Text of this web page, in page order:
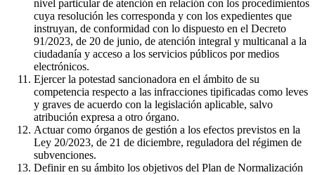
nivel particular de atención en relación con los procedimientos
cuya resolución les corresponda y con los expedientes que
instruyan, de conformidad con lo dispuesto en el Decreto
91/2023, de 20 de junio, de atención integral y multicanal a la
ciudadanía y acceso a los servicios públicos por medios
electrónicos.
Ejercer la potestad sancionadora en el ámbito de su
competencia respecto a las infracciones tipificadas como leves
y graves de acuerdo con la legislación aplicable, salvo
atribución expresa a otro órgano.
Actuar como órganos de gestión a los efectos previstos en la
Ley 20/2023, de 21 de diciembre, reguladora del régimen de
subvenciones.
Definir en su ámbito los objetivos del Plan de Normalización